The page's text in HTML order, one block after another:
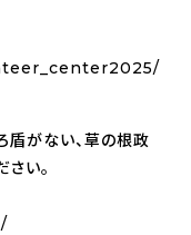
盾がない、草の根政
い。